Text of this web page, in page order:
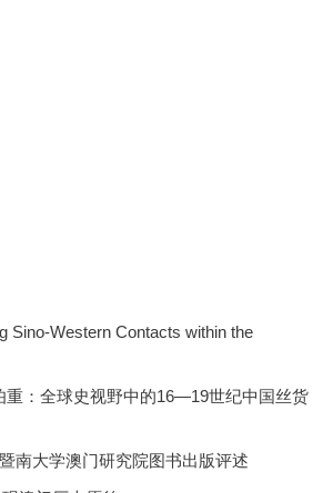
Sino-Western Contacts within the
重：全球史视野中的16—19世纪中国丝货
南大学澳门研究院图书出版评述